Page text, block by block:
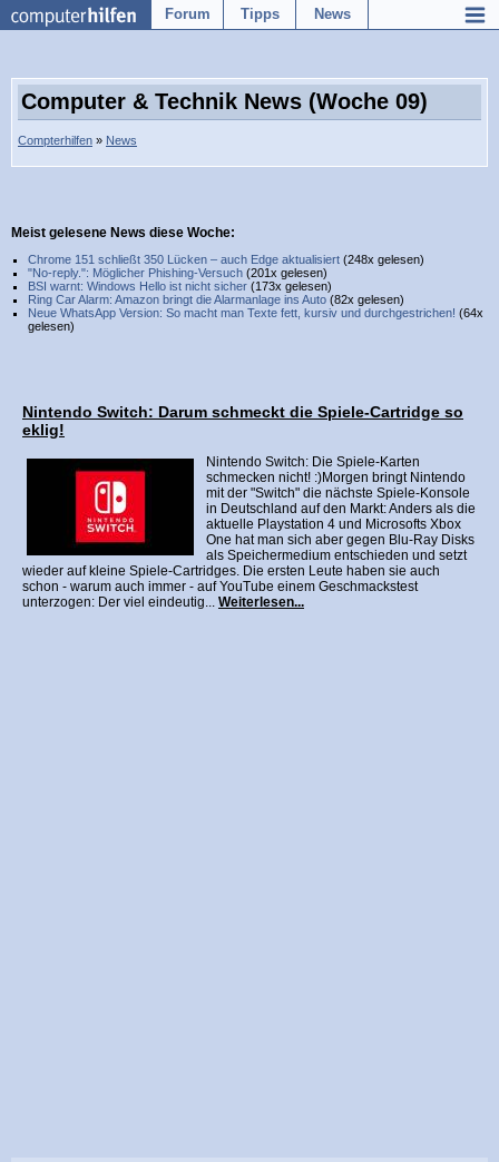
Forum Tipps News
Computer & Technik News (Woche 09)
Compterhilfen » News
Meist gelesene News diese Woche:
Chrome 151 schließt 350 Lücken – auch Edge aktualisiert (248x gelesen)
"No-reply.": Möglicher Phishing-Versuch (201x gelesen)
BSI warnt: Windows Hello ist nicht sicher (173x gelesen)
Ring Car Alarm: Amazon bringt die Alarmanlage ins Auto (82x gelesen)
Neue WhatsApp Version: So macht man Texte fett, kursiv und durchgestrichen! (64x
gelesen)
Nintendo Switch: Darum schmeckt die Spiele-Cartridge so
eklig!
Nintendo Switch: Die Spiele-Karten
schmecken nicht! :)Morgen bringt Nintendo
mit der "Switch" die nächste Spiele-Konsole
in Deutschland auf den Markt: Anders als die
aktuelle Playstation 4 und Microsofts Xbox
One hat man sich aber gegen Blu-Ray Disks
als Speichermedium entschieden und setzt
wieder auf kleine Spiele-Cartridges. Die ersten Leute haben sie auch
schon - warum auch immer - auf YouTube einem Geschmackstest
unterzogen: Der viel eindeutig... Weiterlesen...